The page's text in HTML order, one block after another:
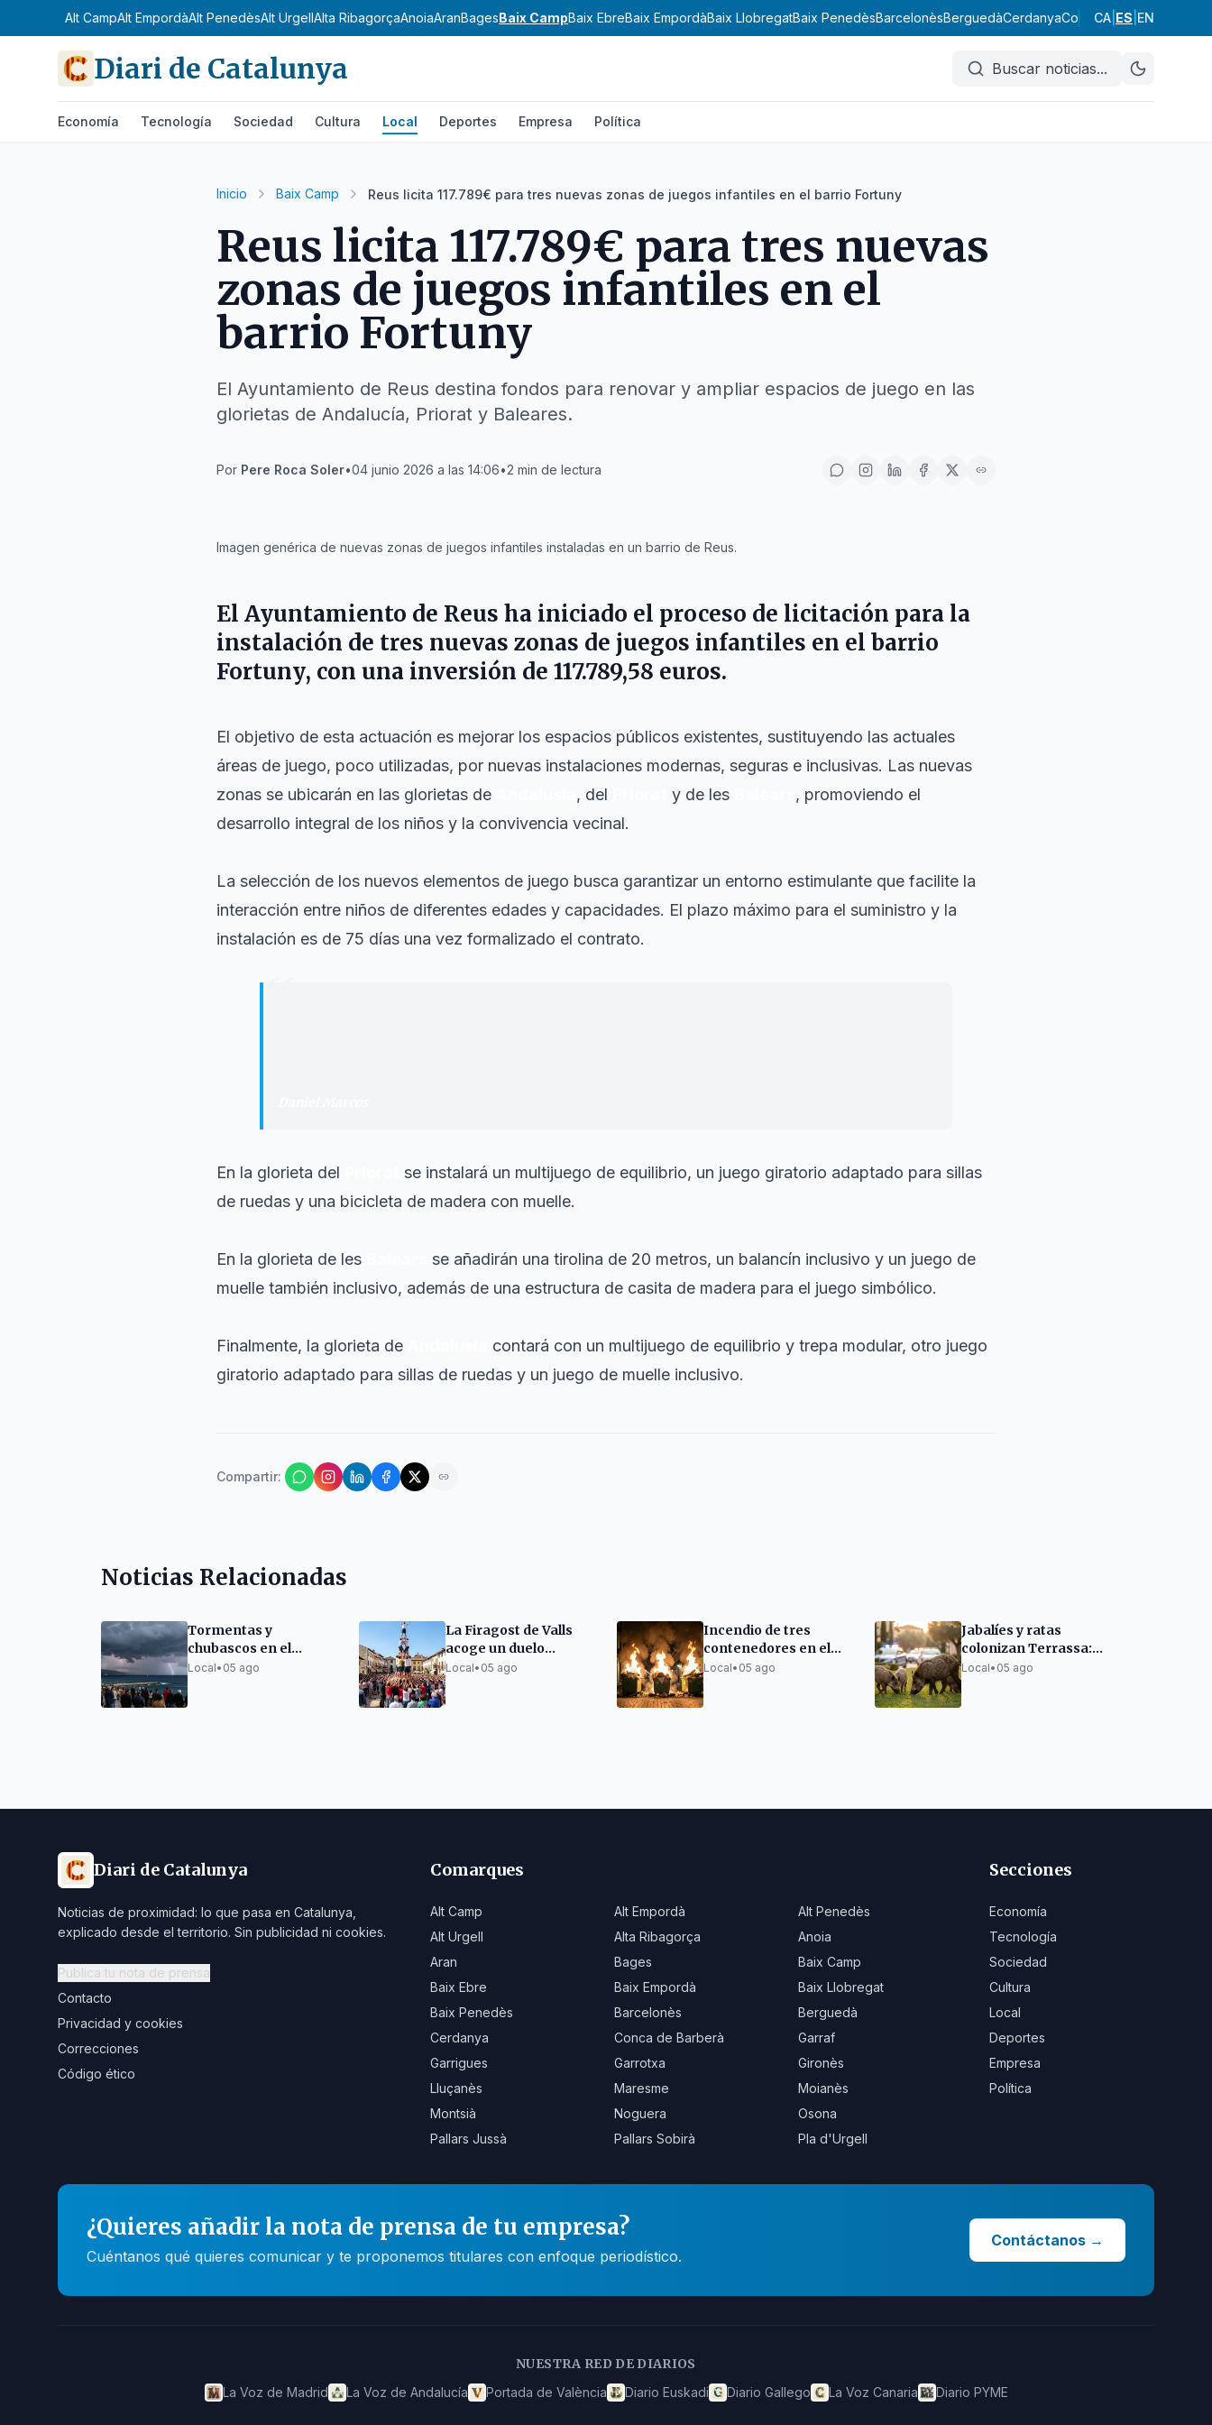
Alt CampAlt EmpordàAlt PenedèsAlt UrgellAlta RibagorçaAnoiaAranBagesBaix CampBaix EbreBaix EmpordàBaix LlobregatBaix PenedèsBarcelonèsBerguedàCerdanyaConca de Barberà
CA ES EN
Diari de Catalunya Buscar noticias...
Economía Tecnología Sociedad Cultura Local Deportes Empresa Política
Inicio Baix Camp Reus licita 117.789€ para tres nuevas zonas de juegos infantiles en el barrio Fortuny
Reus licita 117.789€ para tres nuevas
zonas de juegos infantiles en el
barrio Fortuny
El Ayuntamiento de Reus destina fondos para renovar y ampliar espacios de juego en las
glorietas de Andalucía, Priorat y Baleares.
Por Pere Roca Soler•04 junio 2026 a las 14:06•2 min de lectura
Imagen genérica de nuevas zonas de juegos infantiles instaladas en un barrio de Reus.
El Ayuntamiento de Reus ha iniciado el proceso de licitación para la
instalación de tres nuevas zonas de juegos infantiles en el barrio
Fortuny, con una inversión de 117.789,58 euros.
El objetivo de esta actuación es mejorar los espacios públicos existentes, sustituyendo las actuales
áreas de juego, poco utilizadas, por nuevas instalaciones modernas, seguras e inclusivas. Las nuevas
zonas se ubicarán en las glorietas de
, del y de les
, promoviendo el
desarrollo integral de los niños y la convivencia vecinal.
La selección de los nuevos elementos de juego busca garantizar un entorno estimulante que facilite la
interacción entre niños de diferentes edades y capacidades. El plazo máximo para el suministro y la
instalación es de 75 días una vez formalizado el contrato.
“
En la glorieta del
se instalará un multijuego de equilibrio, un juego giratorio adaptado para sillas
de ruedas y una bicicleta de madera con muelle.
En la glorieta de les
se añadirán una tirolina de 20 metros, un balancín inclusivo y un juego de
muelle también inclusivo, además de una estructura de casita de madera para el juego simbólico.
Finalmente, la glorieta de
contará con un multijuego de equilibrio y trepa modular, otro juego
giratorio adaptado para sillas de ruedas y un juego de muelle inclusivo.
Compartir:
Noticias Relacionadas
Tormentas y
chubascos en el
prelitoral central este
Local• 05 ago
La Firagost de Valls
acoge un duelo
'casteller' con gama
Local• 05 ago
Incendio de tres
contenedores en el
barrio de Guinardó
Local• 05 ago
Jabalíes y ratas
colonizan Terrassa:
alertan de plagas
Local• 05 ago
Diari de Catalunya
Noticias de proximidad: lo que pasa en Catalunya,
explicado desde el territorio. Sin publicidad ni cookies.
Publica tu nota de prensa
Contacto
Privacidad y cookies
Correcciones
Código ético
Comarques
Alt Camp Alt Empordà
Alt Penedès
Alt Urgell
Alta Ribagorça
Anoia
Aran
Bages
Baix Camp
Baix Ebre
Baix Empordà
Baix Llobregat
Baix Penedès
Barcelonès
Berguedà
Cerdanya
Conca de Barberà
Garraf
Garrigues
Garrotxa
Gironès
Lluçanès
Maresme
Moianès
Montsià
Noguera
Osona
Pallars Jussà
Pallars Sobirà Pla d'Urgell
Secciones
Economía
Tecnología
Sociedad
Cultura
Local
Deportes
Empresa
Política
¿Quieres añadir la nota de prensa de tu empresa?
Cuéntanos qué quieres comunicar y te proponemos titulares con enfoque periodístico.
Contáctanos →
NUESTRA RED DE DIARIOS
La Voz de Madrid La Voz de Andalucía Portada de València Diario Euskadi Diario Gallego La Voz Canaria Diario PYME